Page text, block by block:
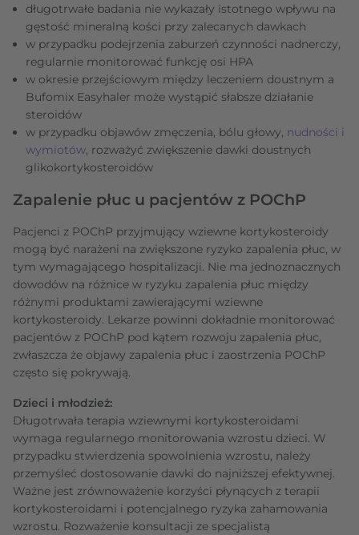
długotrwałe badania nie wykazały istotnego wpływu na
gęstość mineralną kości przy zalecanych dawkach
w przypadku podejrzenia zaburzeń czynności nadnerczy,
regularnie monitorować funkcję osi HPA
w okresie przejściowym między leczeniem doustnym a
Bufomix Easyhaler może wystąpić słabsze działanie
steroidów
w przypadku objawów zmęczenia, bólu głowy, nudności i
wymiotów, rozważyć zwiększenie dawki doustnych
glikokortykosteroidów
Zapalenie płuc u pacjentów z POChP
Pacjenci z POChP przyjmujący wziewne kortykosteroidy
mogą być narażeni na zwiększone ryzyko zapalenia płuc, w
tym wymagającego hospitalizacji. Nie ma jednoznacznych
dowodów na różnice w ryzyku zapalenia płuc między
różnymi produktami zawierającymi wziewne
kortykosteroidy. Lekarze powinni dokładnie monitorować
pacjentów z POChP pod kątem rozwoju zapalenia płuc,
zwłaszcza że objawy zapalenia płuc i zaostrzenia POChP
często się pokrywają.
Dzieci i młodzież:
Długotrwała terapia wziewnymi kortykosteroidami
wymaga regularnego monitorowania wzrostu dzieci. W
przypadku stwierdzenia spowolnienia wzrostu, należy
przemyśleć dostosowanie dawki do najniższej efektywnej.
Ważne jest zrównoważenie korzyści płynących z terapii
kortykosteroidami i potencjalnego ryzyka zahamowania
wzrostu. Rozważenie konsultacji ze specjalistą